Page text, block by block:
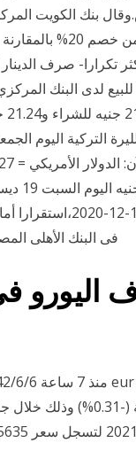
بنك الكويت
المعروض على
و19.26 جنيه للبيع لدى
اليورو الأوروبى
فى البنك الأهلى المصرى عند 19.06 جنيه للشراء،